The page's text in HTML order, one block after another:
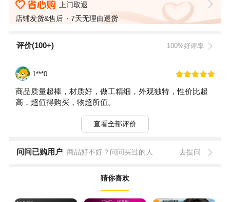
上门取退
店铺发货&售后
7天无理由退货
评价(100+) 100%好评率
1***0
商品质量超棒，材质好，做工精细，外观独特，性价比超
高，超值得购买，物超所值。
查看全部评价
问问已购用户 商品好不好？问问买过的人 去提问
猜你喜欢